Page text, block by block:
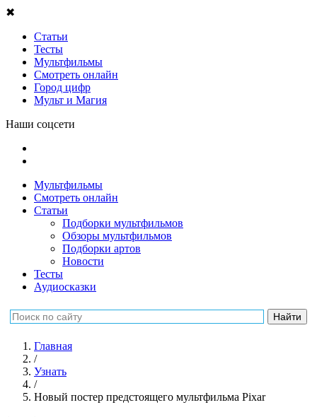
✖
Статьи
Тесты
Мультфильмы
Смотреть онлайн
Город цифр
Мульт и Магия
Наши соцсети
Мультфильмы
Смотреть онлайн
Статьи
Подборки мультфильмов
Обзоры мультфильмов
Подборки артов
Новости
Тесты
Аудиосказки
Главная
/
Узнать
/
Новый постер предстоящего мультфильма Pixar